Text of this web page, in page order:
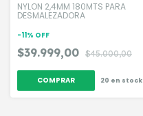
NYLON 2,4MM 180MTS PARA
DESMALEZADORA
-11% OFF
$39.999,00 $45.000,00
20 en stock